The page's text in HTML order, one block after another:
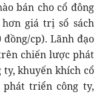
bán cho cổ đông
giá trị sổ sách
đồng/cp). Lãnh đạo
chiến lược phát
ty, khuyến khích cổ
phát triển công ty,